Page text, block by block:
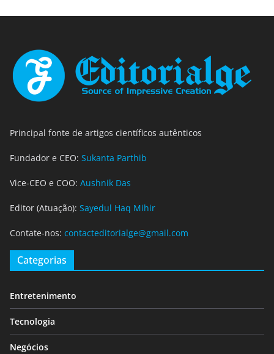
Principal fonte de artigos científicos autênticos
Fundador e CEO: Sukanta Parthib
Vice-CEO e COO: Aushnik Das
Editor (Atuação): Sayedul Haq Mihir
Contate-nos: contacteditorialge@gmail.com
Categorias
Entretenimento
Tecnologia
Negócios